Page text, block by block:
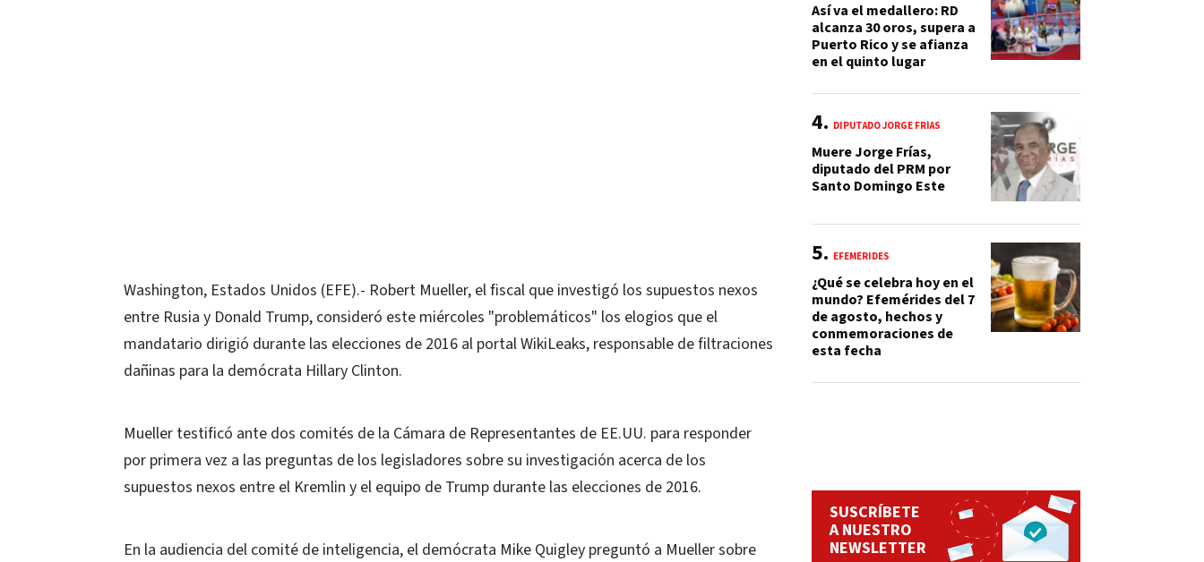
Washington, Estados Unidos (EFE).- Robert Mueller, el fiscal que investigó los supuestos nexos
entre Rusia y Donald Trump, consideró este miércoles "problemáticos" los elogios que el
mandatario dirigió durante las elecciones de 2016 al portal WikiLeaks, responsable de filtraciones
dañinas para la demócrata Hillary Clinton.
Mueller testificó ante dos comités de la Cámara de Representantes de EE.UU. para responder
por primera vez a las preguntas de los legisladores sobre su investigación acerca de los
supuestos nexos entre el Kremlin y el equipo de Trump durante las elecciones de 2016.
En la audiencia del comité de inteligencia, el demócrata Mike Quigley preguntó a Mueller sobre
Así va el medallero: RD
alcanza 30 oros, supera a
Puerto Rico y se afianza
en el quinto lugar
DIPUTADO JORGE FRÍAS
Muere Jorge Frías,
diputado del PRM por
Santo Domingo Este
EFEMÉRIDES
¿Qué se celebra hoy en el
mundo? Efemérides del 7
de agosto, hechos y
conmemoraciones de
esta fecha
SUSCRÍBETE
A NUESTRO
NEWSLETTER